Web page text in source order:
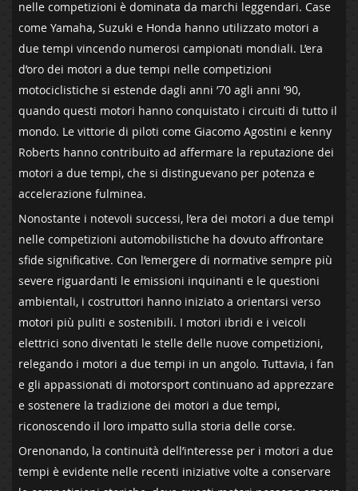
nelle ⁤competizioni è dominata da marchi⁣ leggendari. Case
come ⁤Yamaha, Suzuki e Honda hanno utilizzato motori a
due tempi⁢ vincendo numerosi ​campionati mondiali. L’era⁢
d’oro dei ⁤motori ⁣a due tempi nelle competizioni
motociclistiche si estende dagli anni‌ ’70 agli anni ’90,
quando questi motori hanno conquistato⁤ i circuiti di tutto il
mondo. ⁢Le‍ vittorie di ‍piloti come ⁤Giacomo Agostini e kenny
Roberts hanno contribuito ad affermare la reputazione⁢ dei
motori a due‍ tempi, che si distinguevano per potenza e
accelerazione⁢ fulminea.
Nonostante i notevoli successi, l’era dei motori a ⁢due tempi
nelle ‌competizioni automobilistiche⁣ ha dovuto affrontare
sfide significative. Con l’emergere di normative sempre ⁢più
severe riguardanti ⁤le emissioni inquinanti e le questioni
ambientali, i costruttori hanno‌ iniziato ‌a orientarsi verso ​
motori più puliti e sostenibili.‌ I motori ibridi e‍ i veicoli
elettrici sono‍ diventati le ‌stelle delle nuove competizioni,
relegando i motori a due tempi in un angolo. Tuttavia,⁤ i fan
e ⁤gli appassionati di‌ motorsport continuano ad⁤ apprezzare
e sostenere la ‌tradizione dei motori a due tempi,
riconoscendo‌ il loro ‌impatto sulla ⁤storia delle corse.
Orenonando, la continuità dell’interesse per i ​motori a due
tempi è evidente nelle recenti iniziative volte a conservare